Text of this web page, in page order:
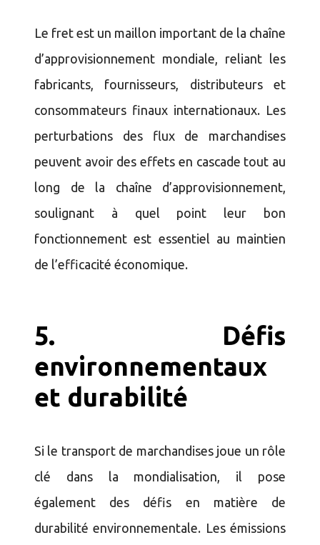
Le fret est un maillon important de la chaîne
d’approvisionnement mondiale, reliant les
fabricants, fournisseurs, distributeurs et
consommateurs finaux internationaux. Les
perturbations des flux de marchandises
peuvent avoir des effets en cascade tout au
long de la chaîne d’approvisionnement,
soulignant à quel point leur bon
fonctionnement est essentiel au maintien
de l’efficacité économique.
5. Défis
environnementaux
et durabilité
Si le transport de marchandises joue un rôle
clé dans la mondialisation, il pose
également des défis en matière de
durabilité environnementale. Les émissions